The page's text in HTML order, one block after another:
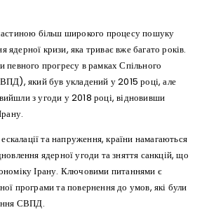
більш широкого процесу пошуку
кризи, яка триває вже багато років.
прогресу в рамках Спільного
який був укладений у 2015 році, але
з угоди у 2018 році, відновивши
та напруження, країни намагаються
ядерної угоди та зняття санкцій, що
Ірану. Ключовими питаннями є
програми та повернення до умов, які були
СВПД.